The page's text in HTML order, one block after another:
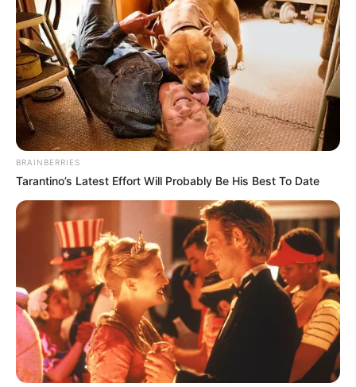
ΕΥΒΟΙΑ
ΧΩΡΙΟ
BRAINBERRIES
Tarantino’s Latest Effort Will Probably Be His Best To Date